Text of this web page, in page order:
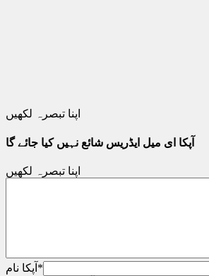
اپنا تبصرہ لکھیں
آپکا ای میل ایڈریس شائع نہیں کیا جائے گا
اپنا تبصرہ لکھیں
آپکا نام *